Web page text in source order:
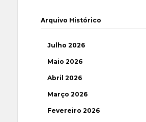
Arquivo Histórico
Julho 2026
Maio 2026
Abril 2026
Março 2026
Fevereiro 2026